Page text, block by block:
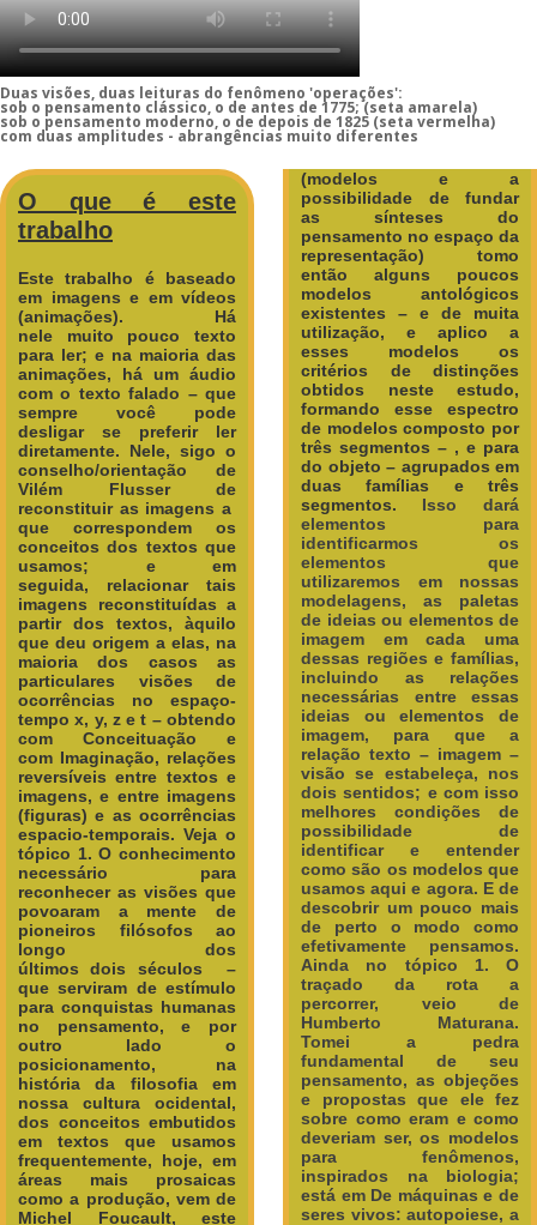
Duas visões, duas leituras do fenômeno 'operações':
sob o pensamento clássico, o de antes de 1775; (seta amarela)
sob o pensamento moderno, o de depois de 1825 (seta vermelha)
com duas amplitudes - abrangências muito diferentes
O que é este
trabalho
Este trabalho é baseado
em imagens e em vídeos
(animações). Há
nele muito pouco texto
para ler; e na maioria das
animações, há um áudio
com o texto falado – que
sempre você pode
desligar se preferir ler
diretamente. Nele, sigo o
conselho/orientação de
Vilém Flusser de
reconstituir as imagens a
que correspondem os
conceitos dos textos que
usamos; e em
seguida, relacionar tais
imagens reconstituídas a
partir dos textos, àquilo
que deu origem a elas, na
maioria dos casos as
particulares visões de
ocorrências no espaço-
tempo x, y, z e t – obtendo
com Conceituação e
com Imaginação, relações
reversíveis entre textos e
imagens, e entre imagens
(figuras) e as ocorrências
espacio-temporais. Veja o
tópico 1. O conhecimento
necessário para
reconhecer as visões que
povoaram a mente de
pioneiros filósofos ao
longo dos
últimos dois séculos –
que serviram de estímulo
para conquistas humanas
no pensamento, e por
outro lado o
posicionamento, na
história da filosofia em
nossa cultura ocidental,
dos conceitos embutidos
em textos que usamos
frequentemente, hoje, em
áreas mais prosaicas
como a produção, vem de
Michel Foucault, este
(modelos e a
possibilidade de fundar
as sínteses do
pensamento no espaço da
representação) tomo
então alguns poucos
modelos antológicos
existentes – e de muita
utilização, e aplico a
esses modelos os
critérios de distinções
obtidos neste estudo,
formando esse espectro
de modelos composto por
três segmentos – , e para
do objeto – agrupados em
duas famílias e três
segmentos.
Isso dará
elementos para
identificarmos os
elementos que
utilizaremos em nossas
modelagens, as paletas
de ideias ou elementos de
imagem em cada uma
dessas regiões e famílias,
incluindo as relações
necessárias entre essas
ideias ou elementos de
imagem, para que a
relação texto – imagem –
visão se estabeleça, nos
dois sentidos; e com isso
melhores condições de
possibilidade de
identificar e entender
como são os modelos que
usamos aqui e agora. E de
descobrir um pouco mais
de perto o modo como
efetivamente pensamos.
Ainda no tópico 1. O
traçado da rota a
percorrer, veio de
Humberto Maturana.
Tomei a pedra
fundamental de seu
pensamento, as objeções
e propostas que ele fez
sobre como eram e como
deveriam ser, os modelos
para fenômenos,
inspirados na biologia;
está em De máquinas e de
seres vivos: autopoiese, a